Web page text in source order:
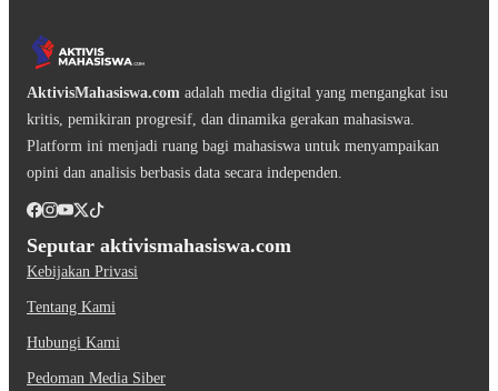
AktivisMahasiswa.com adalah media digital yang mengangkat isu
kritis, pemikiran progresif, dan dinamika gerakan mahasiswa.
Platform ini menjadi ruang bagi mahasiswa untuk menyampaikan
opini dan analisis berbasis data secara independen.
Seputar aktivismahasiswa.com
Kebijakan Privasi
Tentang Kami
Hubungi Kami
Pedoman Media Siber